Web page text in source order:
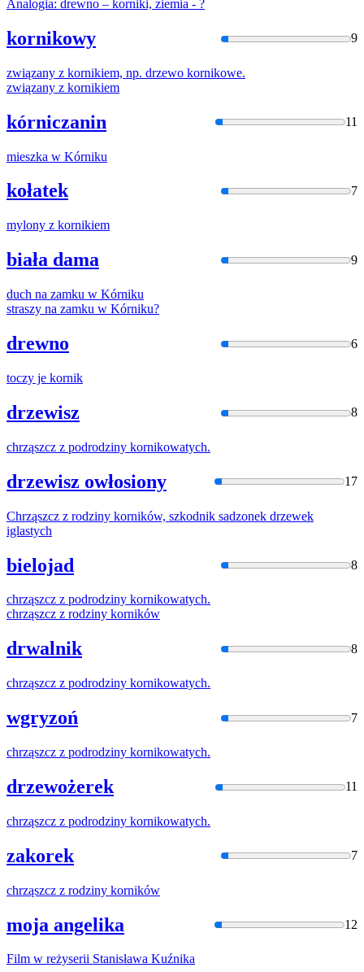
Analogia: drewno – korniki, ziemia - ?
kornikowy 9
związany z kornikiem, np. drzewo kornikowe.
związany z kornikiem
kórniczanin 11
mieszka w Kórniku
kołatek 7
mylony z kornikiem
biała dama 9
duch na zamku w Kórniku
straszy na zamku w Kórniku?
drewno 6
toczy je kornik
drzewisz 8
chrząszcz z podrodziny kornikowatych.
drzewisz owłosiony 17
Chrząszcz z rodziny korników, szkodnik sadzonek drzewek
iglastych
bielojad 8
chrząszcz z podrodziny kornikowatych.
chrząszcz z rodziny korników
drwalnik 8
chrząszcz z podrodziny kornikowatych.
wgryzoń 7
chrząszcz z podrodziny kornikowatych.
drzewożerek 11
chrząszcz z podrodziny kornikowatych.
zakorek 7
chrząszcz z rodziny korników
moja angelika 12
Film w reżyserii Stanisława Kuźnika